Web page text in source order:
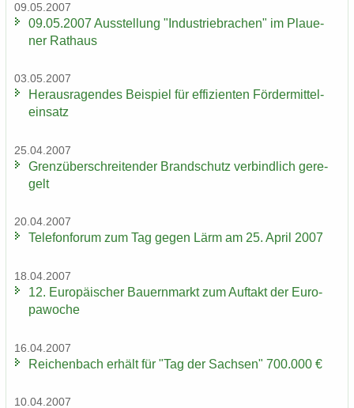
09.05.2007
09.05.2007 Aus­stel­lung "In­dus­trie­bra­chen" im Plaue­
ner Rat­haus
03.05.2007
Her­aus­ra­gen­des Bei­spiel für ef­fi­zi­en­ten För­der­mit­tel­
ein­satz
25.04.2007
Grenz­über­schrei­ten­der Brand­schutz ver­bind­lich ge­re­
gelt
20.04.2007
Te­le­fon­fo­rum zum Tag gegen Lärm am 25. April 2007
18.04.2007
12. Eu­ro­päi­scher Bau­ern­markt zum Auf­takt der Eu­ro­
pa­wo­che
16.04.2007
Rei­chen­bach er­hält für "Tag der Sach­sen" 700.000 €
10.04.2007